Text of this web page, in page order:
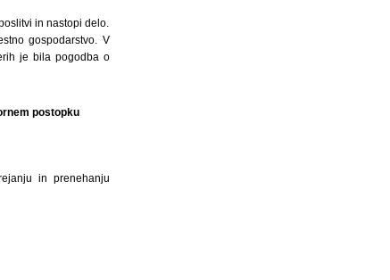
in nastopi delo.
gospodarstvo. V
je bila pogodba o
postopku
in prenehanju